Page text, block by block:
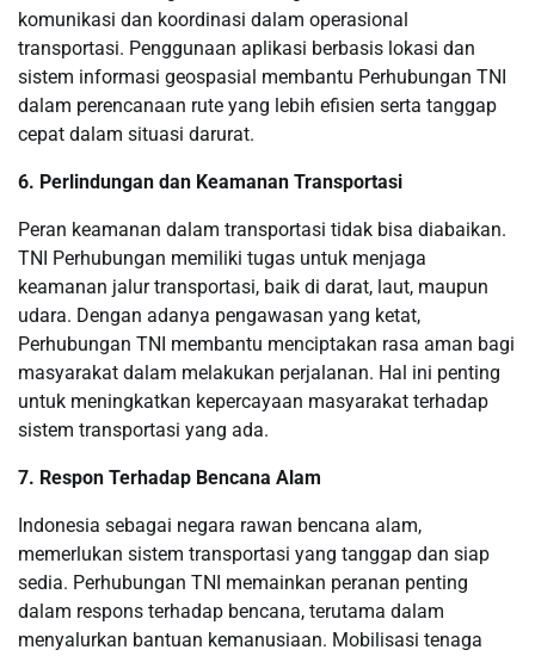
komunikasi dan koordinasi dalam operasional
transportasi. Penggunaan aplikasi berbasis lokasi dan
sistem informasi geospasial membantu Perhubungan TNI
dalam perencanaan rute yang lebih efisien serta tanggap
cepat dalam situasi darurat.
6. Perlindungan dan Keamanan Transportasi
Peran keamanan dalam transportasi tidak bisa diabaikan.
TNI Perhubungan memiliki tugas untuk menjaga
keamanan jalur transportasi, baik di darat, laut, maupun
udara. Dengan adanya pengawasan yang ketat,
Perhubungan TNI membantu menciptakan rasa aman bagi
masyarakat dalam melakukan perjalanan. Hal ini penting
untuk meningkatkan kepercayaan masyarakat terhadap
sistem transportasi yang ada.
7. Respon Terhadap Bencana Alam
Indonesia sebagai negara rawan bencana alam,
memerlukan sistem transportasi yang tanggap dan siap
sedia. Perhubungan TNI memainkan peranan penting
dalam respons terhadap bencana, terutama dalam
menyalurkan bantuan kemanusiaan. Mobilisasi tenaga